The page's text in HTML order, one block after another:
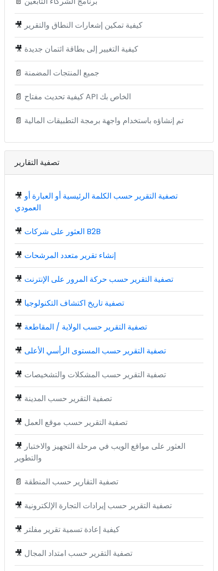
🎥 كيفية تمكين إشعارات النطاق والتقرير
🎥 كيفية التغيير إلى بطاقة ائتمان جديدة
📄 جميع المنتجات المضمنة
📄 كيفية تحديث مفتاح API الخاص بك
📄 تم إنشاؤه باستخدام واجهة برمجة التطبيقات المالية
تصفية التقارير
🎥 تصفية التقرير حسب الكلمة الرئيسية أو العبارة أو
العمودي
🎥 العثور على شركات B2B
🎥 إنشاء تقرير متعدد المرشحات
🎥 تصفية التقرير حسب حركة المرور على الإنترنت
🎥 تصفية تاريخ اكتشاف التكنولوجيا
🎥 تصفية التقرير حسب الولاية / المقاطعة
🎥 تصفية التقرير حسب المستوى الرأسي الأعلى
🎥 تصفية التقرير حسب المشكلات والتشخيصات
🎥 تصفية التقرير حسب المدينة
🎥 تصفية التقرير حسب موقع العمل
🎥 العثور على مواقع الويب في مرحلة التجهيز والاختبار
والتطوير
📄 تصفية التقارير حسب المنطقة
🎥 تصفية التقرير حسب إيرادات التجارة الإلكترونية
🎥 كيفية إعادة تسمية تقرير مفلتر
🎥 تصفية التقرير حسب امتداد المجال